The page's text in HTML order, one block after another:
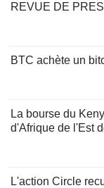
REVUE DE
BTC achète un
La bourse du
d'Afrique de l'Est
L'action Circle